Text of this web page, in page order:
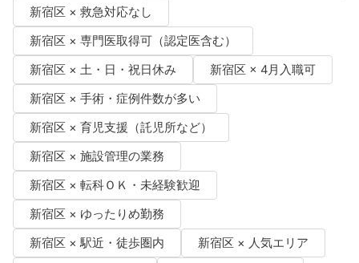
新宿区 × 救急対応なし
新宿区 × 専門医取得可（認定医含む）
新宿区 × 土・日・祝日休み
新宿区 × 4月入職可
新宿区 × 手術・症例件数が多い
新宿区 × 育児支援（託児所など）
新宿区 × 施設管理の業務
新宿区 × 転科ＯＫ・未経験歓迎
新宿区 × ゆったりめ勤務
新宿区 × 駅近・徒歩圏内
新宿区 × 人気エリア